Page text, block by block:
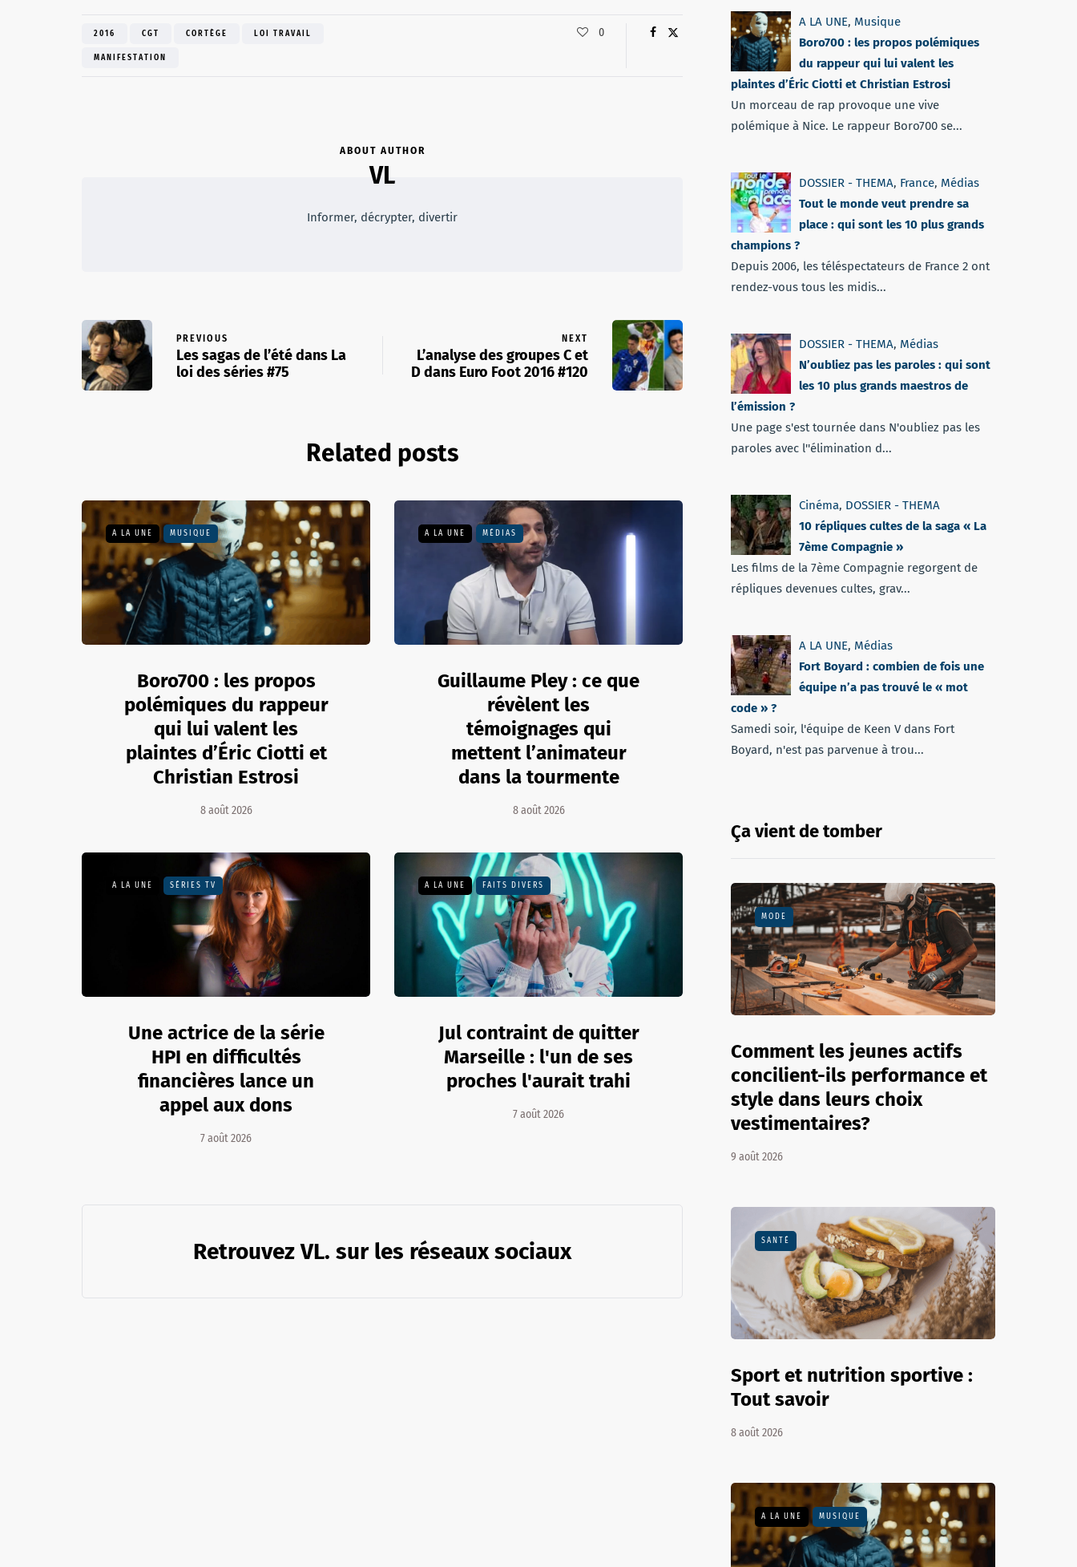
2016 CGT CORTÈGE LOI TRAVAIL
MANIFESTATION
0
ABOUT AUTHOR
VL
Informer, décrypter, divertir
PREVIOUS
Les sagas de l’été dans La
loi des séries #75
NEXT
L’analyse des groupes C et
D dans Euro Foot 2016 #120
Related posts
A LA UNE MUSIQUE
Boro700 : les propos
polémiques du rappeur
qui lui valent les
plaintes d’Éric Ciotti et
Christian Estrosi
8 août 2026
A LA UNE MÉDIAS
Guillaume Pley : ce que
révèlent les
témoignages qui
mettent l’animateur
dans la tourmente
8 août 2026
A LA UNE SÉRIES TV
Une actrice de la série
HPI en difficultés
financières lance un
appel aux dons
7 août 2026
A LA UNE FAITS DIVERS
Jul contraint de quitter
Marseille : l'un de ses
proches l'aurait trahi
7 août 2026
Retrouvez VL. sur les réseaux sociaux
A LA UNE, Musique
Boro700 : les propos polémiques
du rappeur qui lui valent les
plaintes d’Éric Ciotti et Christian Estrosi
Un morceau de rap provoque une vive
polémique à Nice. Le rappeur Boro700 se...
DOSSIER - THEMA, France, Médias
Tout le monde veut prendre sa
place : qui sont les 10 plus grands
champions ?
Depuis 2006, les téléspectateurs de France 2 ont
rendez-vous tous les midis...
DOSSIER - THEMA, Médias
N’oubliez pas les paroles : qui sont
les 10 plus grands maestros de
l’émission ?
Une page s'est tournée dans N'oubliez pas les
paroles avec l''élimination d...
Cinéma, DOSSIER - THEMA
10 répliques cultes de la saga « La
7ème Compagnie »
Les films de la 7ème Compagnie regorgent de
répliques devenues cultes, grav...
A LA UNE, Médias
Fort Boyard : combien de fois une
équipe n’a pas trouvé le « mot
code » ?
Samedi soir, l'équipe de Keen V dans Fort
Boyard, n'est pas parvenue à trou...
Ça vient de tomber
MODE
Comment les jeunes actifs
concilient-ils performance et
style dans leurs choix
vestimentaires?
9 août 2026
SANTÉ
Sport et nutrition sportive :
Tout savoir
8 août 2026
A LA UNE MUSIQUE